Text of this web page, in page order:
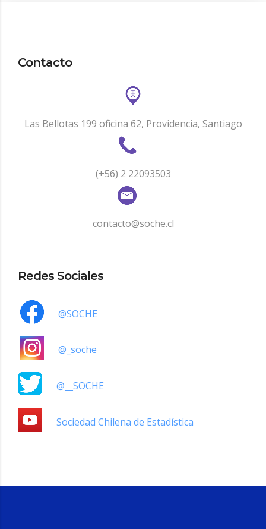
Contacto
Las Bellotas 199 oficina 62, Providencia, Santiago
(+56) 2 22093503
contacto@soche.cl
Redes Sociales
@SOCHE
@_soche
@__SOCHE
Sociedad Chilena de Estadística